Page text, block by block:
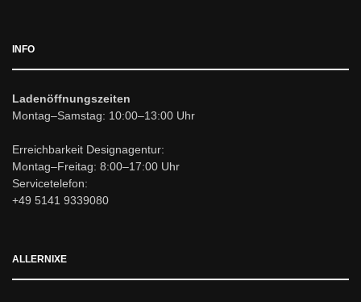
INFO
Ladenöffnungszeiten
Montag–Samstag: 10:00–13:00 Uhr
Erreichbarkeit Designagentur:
Montag–Freitag: 8:00–17:00 Uhr
Servicetelefon:
+49 5141 9339080
ALLERNIXE